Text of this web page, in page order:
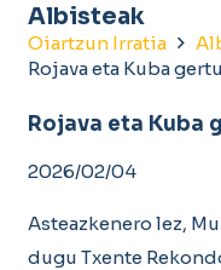
Albisteak
Oiartzun Irratia
Rojava eta Kuba
Rojava eta Kuba
2026/02/04
Asteazkenero lez,
dugu Txente